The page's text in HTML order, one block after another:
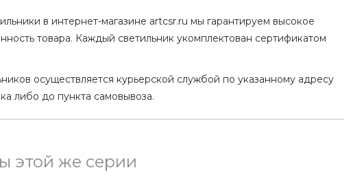
в интернет-магазине artcsr.ru мы гарантируем высокое
товара. Каждый светильник укомплектован сертификатом
осуществляется курьерской службой по указанному адресу
либо до пункта самовывоза.
этой же серии